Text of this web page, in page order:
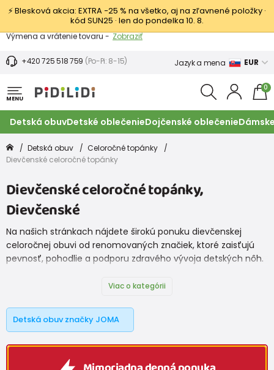
⚡ Blesková akcia: EXTRA −25 % na všetko, aj na zľavnené položky ·
kód SUN25 · len do pondelka 10. 8.
Výmena a vrátenie tovaru -
Zobraziť
Zľava 3,80 EUR na prvý nákup - Podmienky
+420 725 518 759 (Po-Pi: 8-15) Jazyk a mena EUR
MENU
0
Detská obuvDetské oblečenieDojčenské oblečenie
Detská obuv
Celoročné topánky
Dievčenské celoročné topánky
Dievčenské celoročné topánky,
Dievčenské
Na našich stránkach nájdete širokú ponuku dievčenskej
celoročnej obuvi od renomovaných značiek, ktoré zaisťujú
pevnosť, pohodlie a podporu zdravého vývoja detských nôh.
Viac o kategórii
Detská obuv značky JOMA